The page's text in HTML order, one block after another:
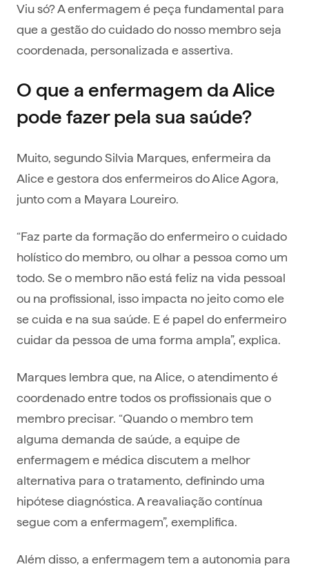
Viu só? A enfermagem é peça fundamental para
que a gestão do cuidado do nosso membro seja
coordenada, personalizada e assertiva.
O que a enfermagem da Alice
pode fazer pela sua saúde?
Muito, segundo Silvia Marques, enfermeira da
Alice e gestora dos enfermeiros do Alice Agora,
junto com a Mayara Loureiro.
“Faz parte da formação do enfermeiro o cuidado
holístico do membro, ou olhar a pessoa como um
todo. Se o membro não está feliz na vida pessoal
ou na profissional, isso impacta no jeito como ele
se cuida e na sua saúde. E é papel do enfermeiro
cuidar da pessoa de uma forma ampla”, explica.
Marques lembra que, na Alice, o atendimento é
coordenado entre todos os profissionais que o
membro precisar. “Quando o membro tem
alguma demanda de saúde, a equipe de
enfermagem e médica discutem a melhor
alternativa para o tratamento, definindo uma
hipótese diagnóstica. A reavaliação contínua
segue com a enfermagem”, exemplifica.
Além disso, a enfermagem tem a autonomia para